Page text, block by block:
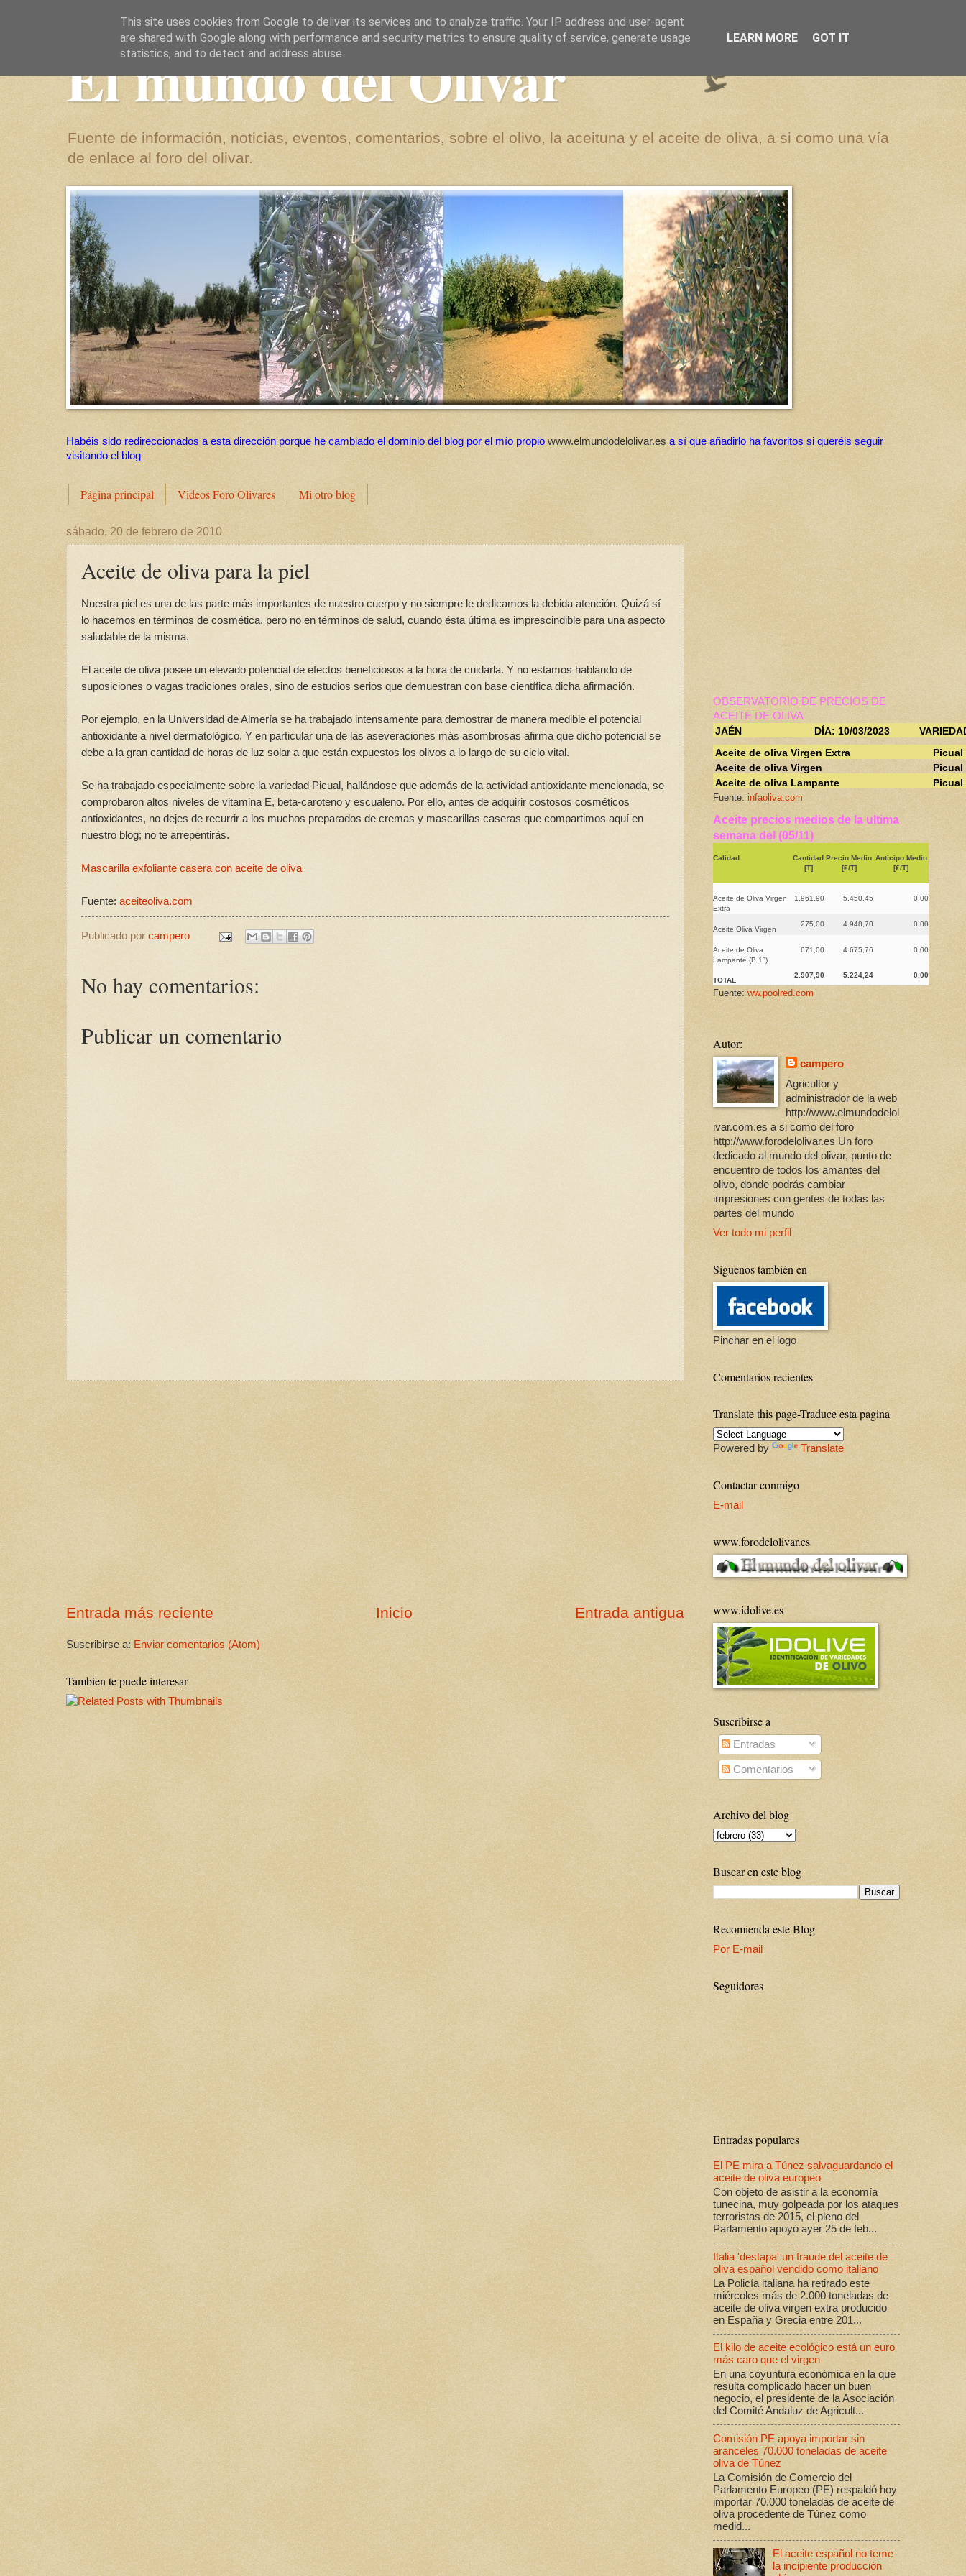
El mundo del Olivar
Fuente de información, noticias, eventos, comentarios, sobre el olivo, la aceituna y el aceite de oliva, a si como una vía
de enlace al foro del olivar.
Habéis sido redireccionados a esta dirección porque he cambiado el dominio del blog por el mío propio www.elmundodelolivar.es a sí que añadirlo ha favoritos si queréis seguir
visitando el blog
Página principal Videos Foro Olivares Mi otro blog
sábado, 20 de febrero de 2010
Aceite de oliva para la piel
Nuestra piel es una de las parte más importantes de nuestro cuerpo y no siempre le dedicamos la debida atención. Quizá sí
lo hacemos en términos de cosmética, pero no en términos de salud, cuando ésta última es imprescindible para una aspecto
saludable de la misma.
El aceite de oliva posee un elevado potencial de efectos beneficiosos a la hora de cuidarla. Y no estamos hablando de
suposiciones o vagas tradiciones orales, sino de estudios serios que demuestran con base científica dicha afirmación.
Por ejemplo, en la Universidad de Almería se ha trabajado intensamente para demostrar de manera medible el potencial
antioxidante a nivel dermatológico. Y en particular una de las aseveraciones más asombrosas afirma que dicho potencial se
debe a la gran cantidad de horas de luz solar a que están expuestos los olivos a lo largo de su ciclo vital.
Se ha trabajado especialmente sobre la variedad Picual, hallándose que además de la actividad antioxidante mencionada, se
comprobaron altos niveles de vitamina E, beta-caroteno y escualeno. Por ello, antes de adquirir costosos cosméticos
antioxidantes, no dejes de recurrir a los muchos preparados de cremas y mascarillas caseras que compartimos aquí en
nuestro blog; no te arrepentirás.
Mascarilla exfoliante casera con aceite de oliva
Fuente: aceiteoliva.com
Publicado por campero
No hay comentarios:
Publicar un comentario
Entrada más reciente Entrada antigua
Inicio
Suscribirse a: Enviar comentarios (Atom)
Tambien te puede interesar
OBSERVATORIO DE PRECIOS DE
ACEITE DE OLIVA
JAÉN
DÍA: 10/03/2023
Aceite de oliva Virgen Extra
Picual
Aceite de oliva Virgen
Picual
Aceite de oliva Lampante
Picual
Fuente: infaoliva.com
Aceite precios medios de la ultima
semana del (05/11)
Calidad
Cantidad
[T]
Precio Medio
[€/T]
Anticipo Medio
[€/T]
Aceite de Oliva Virgen
Extra
1.961,90 5.450,45 0,00
Aceite Oliva Virgen
275,00 4.948,70 0,00
Aceite de Oliva
Lampante (B.1º)
671,00 4.675,76 0,00
TOTAL
2.907,90 5.224,24 0,00
Fuente: ww.poolred.com
Autor:
campero
Agricultor y
administrador de la web
http://www.elmundodelol
ivar.com.es a si como del foro
http://www.forodelolivar.es Un foro
dedicado al mundo del olivar, punto de
encuentro de todos los amantes del
olivo, donde podrás cambiar
impresiones con gentes de todas las
partes del mundo
Ver todo mi perfil
Síguenos también en
Pinchar en el logo
Comentarios recientes
Translate this page-Traduce esta pagina
Powered by Translate
Contactar conmigo
E-mail
www.forodelolivar.es
www.idolive.es
Suscribirse a
Entradas
Comentarios
Archivo del blog
Buscar en este blog
Recomienda este Blog
Por E-mail
Seguidores
Entradas populares
El PE mira a Túnez salvaguardando el
aceite de oliva europeo
Con objeto de asistir a la economía
tunecina, muy golpeada por los ataques
terroristas de 2015, el pleno del
Parlamento apoyó ayer 25 de feb...
Italia 'destapa' un fraude del aceite de
oliva español vendido como italiano
La Policía italiana ha retirado este
miércoles más de 2.000 toneladas de
aceite de oliva virgen extra producido
en España y Grecia entre 201...
El kilo de aceite ecológico está un euro
más caro que el virgen
En una coyuntura económica en la que
resulta complicado hacer un buen
negocio, el presidente de la Asociación
del Comité Andaluz de Agricult...
Comisión PE apoya importar sin
aranceles 70.000 toneladas de aceite
oliva de Túnez
La Comisión de Comercio del
Parlamento Europeo (PE) respaldó hoy
importar 70.000 toneladas de aceite de
oliva procedente de Túnez como
medid...
El aceite español no teme
la incipiente producción
This site uses cookies from Google to deliver its services and to analyze traffic. Your IP address and user-agent
are shared with Google along with performance and security metrics to ensure quality of service, generate usage
statistics, and to detect and address abuse.
LEARN MORE GOT IT